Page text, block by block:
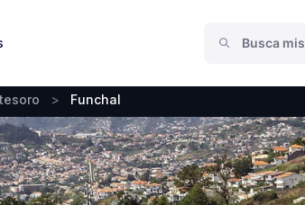
> Funchal